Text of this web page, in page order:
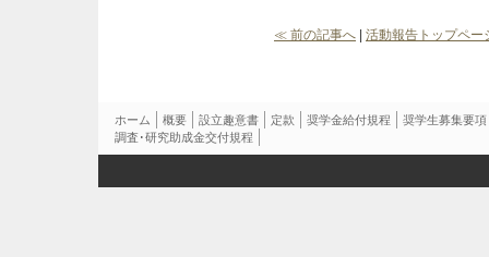
≪ 前の記事へ 活動報告トップペー
ホーム 概要 設立趣意書 定款 奨学金給付規程
奨学生募集要項
調査･研究助成金交付規程